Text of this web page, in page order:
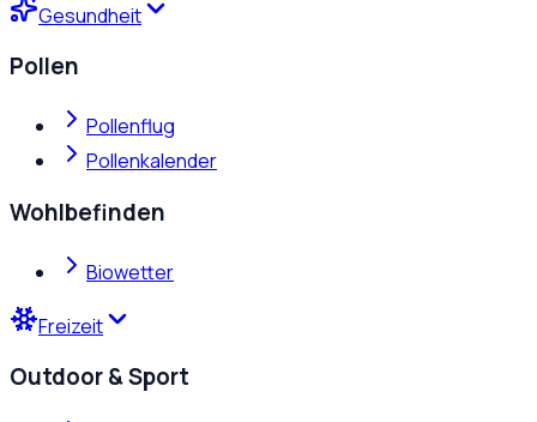
Gesundheit
Pollen
Pollenflug
Pollenkalender
Wohlbefinden
Biowetter
Freizeit
Outdoor & Sport